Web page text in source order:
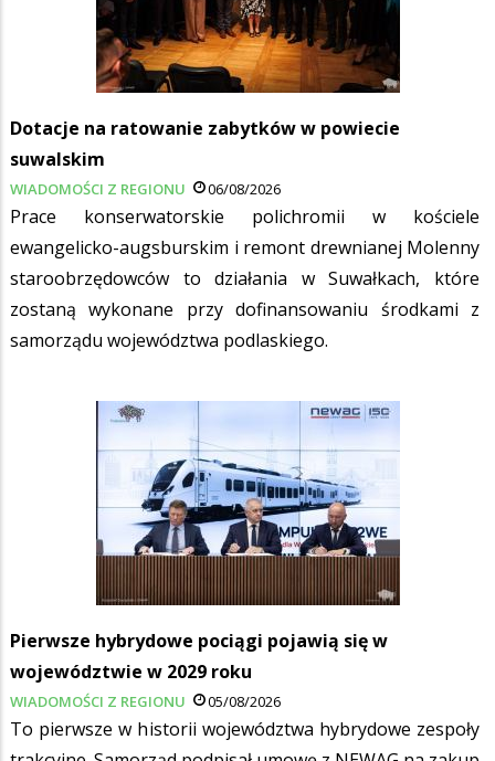
Dotacje na ratowanie zabytków w powiecie
suwalskim
WIADOMOŚCI Z REGIONU 06/08/2026
Prace konserwatorskie polichromii w kościele
ewangelicko-augsburskim i remont drewnianej Molenny
staroobrzędowców to działania w Suwałkach, które
zostaną wykonane przy dofinansowaniu środkami z
samorządu województwa podlaskiego.
Pierwsze hybrydowe pociągi pojawią się w
województwie w 2029 roku
WIADOMOŚCI Z REGIONU 05/08/2026
To pierwsze w historii województwa hybrydowe zespoły